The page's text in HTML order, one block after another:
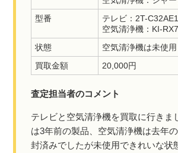
型番
テレビ：2T-C32AE1
空気清浄機：KI-
状態
空気清浄機は未使用
買取金額
20,000円
査定担当者のコメント
テレビと空気清浄機を買取に行きま
は3年前の製品、空気清浄機は去年
封済みでしたが未使用できれいな状